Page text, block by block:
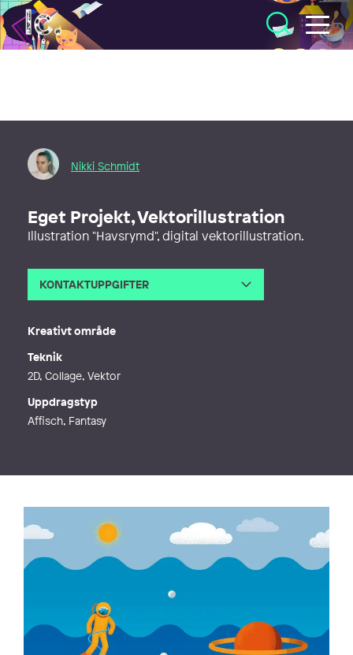
Illustratörcentrum
Nikki Schmidt
Eget Projekt, Vektorillustration
Illustration "Havsrymd", digital vektorillustration.
KONTAKTUPPGIFTER
Kreativt område
Teknik
2D, Collage, Vektor
Uppdragstyp
Affisch, Fantasy